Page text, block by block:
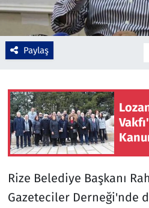
Paylaş
Rize Belediye Başkanı
Gazeteciler Derneği'nde
Yerel